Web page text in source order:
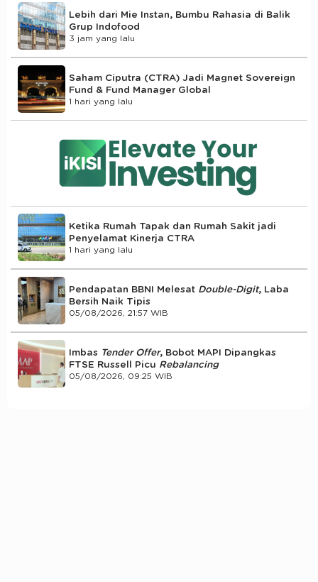
Lebih dari Mie Instan, Bumbu Rahasia di Balik
Grup Indofood
3 jam yang lalu
Saham Ciputra (CTRA) Jadi Magnet Sovereign
Fund & Fund Manager Global
1 hari yang lalu
Ketika Rumah Tapak dan Rumah Sakit jadi
Penyelamat Kinerja CTRA
1 hari yang lalu
Pendapatan BBNI Melesat Double-Digit, Laba
Bersih Naik Tipis
05/08/2026, 21:57 WIB
Imbas Tender Offer, Bobot MAPI Dipangkas
FTSE Russell Picu Rebalancing
05/08/2026, 09:25 WIB